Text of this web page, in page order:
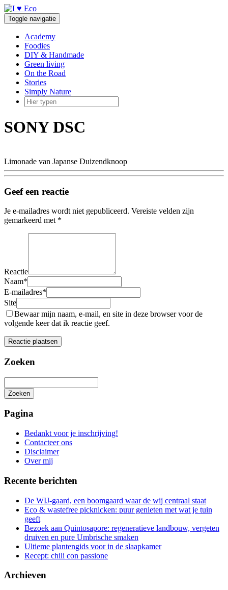
Doorgaan
naar
inhoud
Toggle navigatie
Academy
Foodies
DIY & Handmade
Green living
On the Road
Stories
Simply Nature
SONY DSC
Limonade van Japanse Duizendknoop
Geef een reactie
Je e-mailadres wordt niet gepubliceerd. Vereiste velden zijn
gemarkeerd met *
Reactie
Naam*
E-mailadres*
Site
Bewaar mijn naam, e-mail, en site in deze browser voor de
volgende keer dat ik reactie geef.
Zoeken
Zoeken
zoeken
Pagina
Bedankt voor je inschrijving!
Contacteer ons
Disclaimer
Over mij
Recente berichten
De WIJ-gaard, een boomgaard waar de wij centraal staat
Eco & wastefree picknicken: puur genieten met wat je tuin
geeft
Bezoek aan Quintosapore: regeneratieve landbouw, vergeten
druiven en pure Umbrische smaken
Ultieme plantengids voor in de slaapkamer
Recept: chili con passione
Archieven